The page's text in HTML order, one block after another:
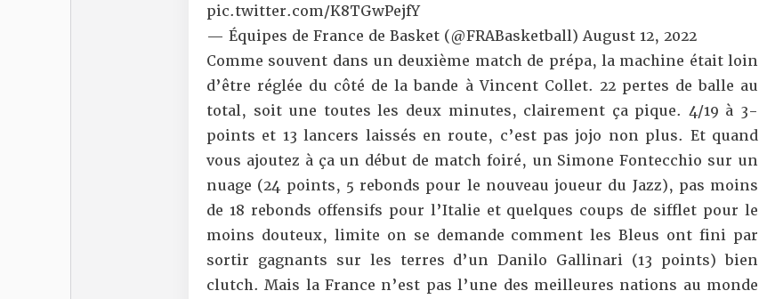
pic.twitter.com/K8TGwPejfY
— Équipes de France de Basket (@FRABasketball)August 12, 2022
Comme souvent dans un deuxième match de prépa, la machine était loin
d’être réglée du côté de la bande à Vincent Collet. 22 pertes de balle au
total, soit une toutes les deux minutes, clairement ça pique. 4/19 à 3-
points et 13 lancers laissés en route, c’est pas jojo non plus. Et quand
vous ajoutez à ça un début de match foiré, un Simone Fontecchio sur un
nuage (24 points, 5 rebonds pour le nouveau joueur du Jazz), pas moins
de 18 rebonds offensifs pour l’Italie et quelques coups de sifflet pour le
moins douteux, limite on se demande comment les Bleus ont fini par
sortir gagnants sur les terres d’un Danilo Gallinari (13 points) bien
clutch. Mais la France n’est pas l’une des meilleures nations au monde